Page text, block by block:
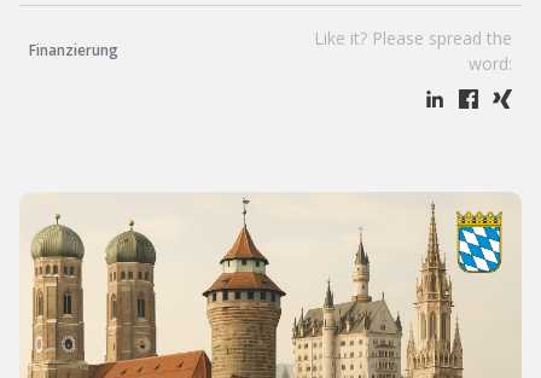
Finanzierung
Like it? Please spread the
word: